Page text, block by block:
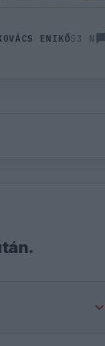
ENIKŐ53 N